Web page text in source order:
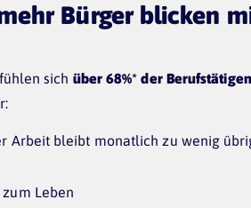
Bürger blicken
sich über 68%* der Berufstätigen
Arbeit bleibt monatlich zu wenig
Leben